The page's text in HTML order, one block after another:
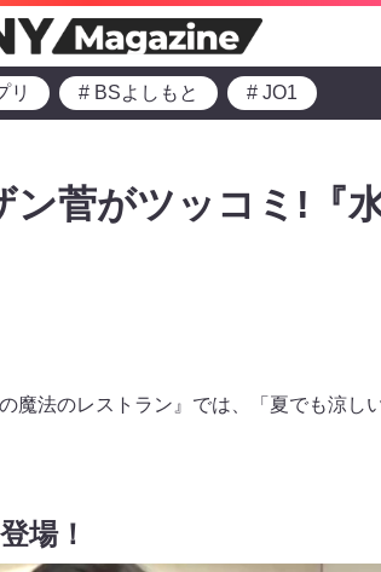
リ # BSよしもと # JO1
ン菅がツッコミ!『
魔法のレストラン』では、「夏でも涼し
場！